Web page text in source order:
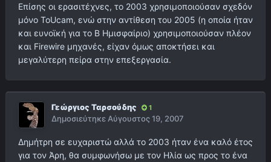
Επίσης οι ερασιτέχνες, το 2003 χρησιμοποιούσαν σχεδόν
μόνο ToUcam, ενώ στην αντίθεση του 2005 (η οποία ήταν
και ευνοϊκή για το Β Ημισφαίριο) χρησιμοποιούσαν πλέον
και Firewire μηχανές, είχαν όμως αποκτήσει και
μεγαλύτερη πείρα στην επεξεργασία.
Γεώργιος Ταρσούδης 1
ΔημοσιεύτηκεΑύγουστος 19, 2007
Δημήτρη σε ευχαριστώ αλλά το 2003 ήταν ένα καλό έτος
για τον Άρη, θα συμφωνήσω με τον Ηλία ως προς το ένα